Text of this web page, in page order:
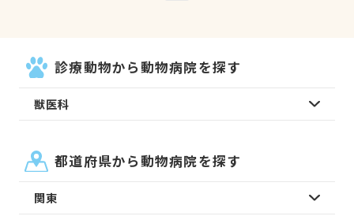
診療動物から動物病院を探す
獣医科
都道府県から動物病院を探す
関東